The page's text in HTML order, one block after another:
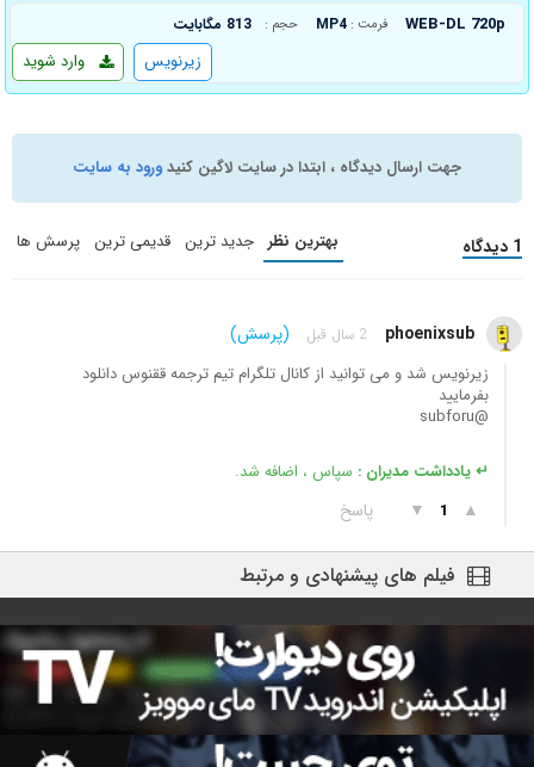
WEB-DL 720p فرمت : MP4 حجم : 813 مگابایت
وارد شوید زیرنویس
جهت ارسال دیدگاه ، ابتدا در سایت لاگین کنیدورود به سایت
1 دیدگاه بهترین نظر جدید ترین قدیمی ترین پرسش ها
phoenixsub 2 سال قبل (پرسش)
زیرنویس شد و می توانید از کانال تلگرام تیم ترجمه ققنوس دانلود
بفرمایید
@subforu
↵ یادداشت مدیران : سپاس ، اضافه شد.
▲
1
▼ پاسخ
فیلم های پیشنهادی و مرتبط